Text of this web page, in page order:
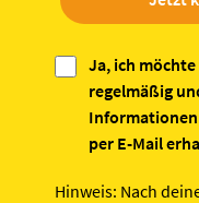
Ja, ich
regelmäßig
per E-Mail
Hinweis: Nach